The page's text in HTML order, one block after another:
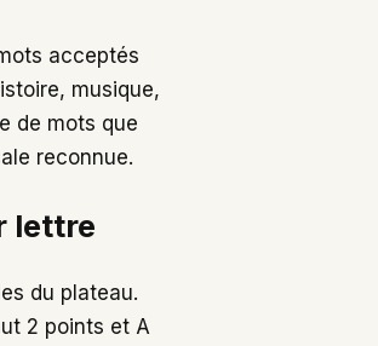
acceptés
musique,
de mots que
reconnue.
lettre
du plateau.
2 points et A